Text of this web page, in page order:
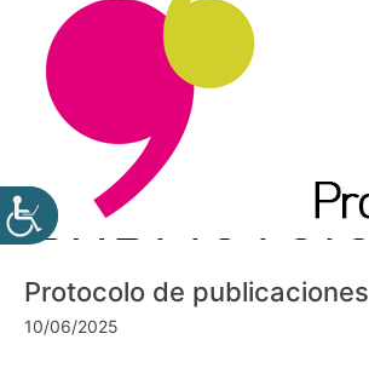
Protocolo de publicaciones
10/06/2025